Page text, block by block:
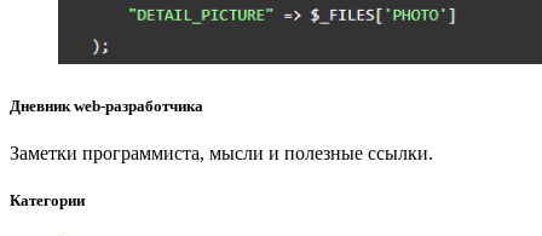
Дневник web-разработчика
Заметки программиста, мысли и полезные ссылки.
Категории